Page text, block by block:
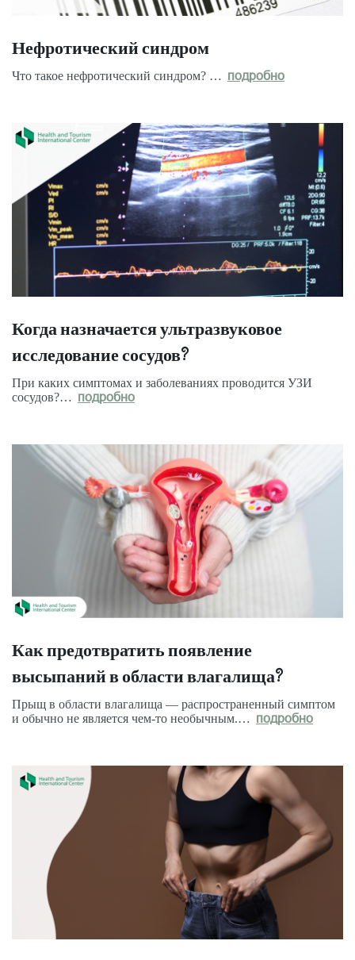
Нефротический синдром
Что такое нефротический синдром? … подробно
Когда назначается ультразвуковое
исследование сосудов?
При каких симптомах и заболеваниях проводится УЗИ
сосудов?… подробно
Как предотвратить появление
высыпаний в области влагалища?
Прыщ в области влагалища — распространенный симптом
и обычно не является чем-то необычным.… подробно